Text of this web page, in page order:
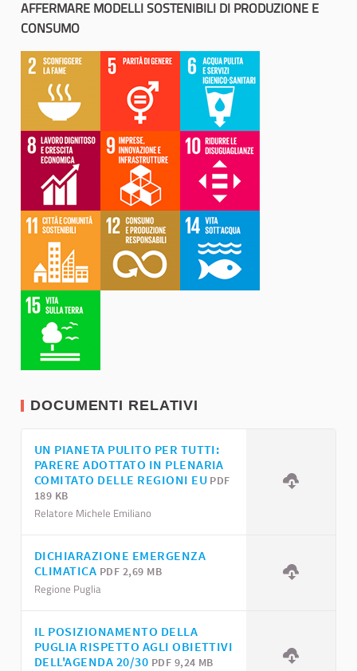
AFFERMARE MODELLI SOSTENIBILI DI PRODUZIONE E
CONSUMO
DOCUMENTI RELATIVI
UN PIANETA PULITO PER TUTTI:
PARERE ADOTTATO IN PLENARIA
COMITATO DELLE REGIONI EU PDF
189 KB
Relatore Michele Emiliano
DICHIARAZIONE EMERGENZA
CLIMATICA PDF 2,69 MB
Regione Puglia
IL POSIZIONAMENTO DELLA
PUGLIA RISPETTO AGLI OBIETTIVI
DELL'AGENDA 20/30 PDF 9,24 MB